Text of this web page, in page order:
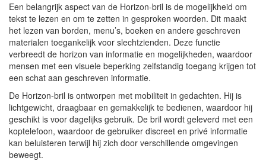
Een belangrijk aspect van de Horizon-bril is de mogelijkheid om
tekst te lezen en om te zetten in gesproken woorden. Dit maakt
het lezen van borden, menu’s, boeken en andere geschreven
materialen toegankelijk voor slechtzienden. Deze functie
verbreedt de horizon van informatie en mogelijkheden, waardoor
mensen met een visuele beperking zelfstandig toegang krijgen tot
een schat aan geschreven informatie.
De Horizon-bril is ontworpen met mobiliteit in gedachten. Hij is
lichtgewicht, draagbaar en gemakkelijk te bedienen, waardoor hij
geschikt is voor dagelijks gebruik. De bril wordt geleverd met een
koptelefoon, waardoor de gebruiker discreet en privé informatie
kan beluisteren terwijl hij zich door verschillende omgevingen
beweegt.